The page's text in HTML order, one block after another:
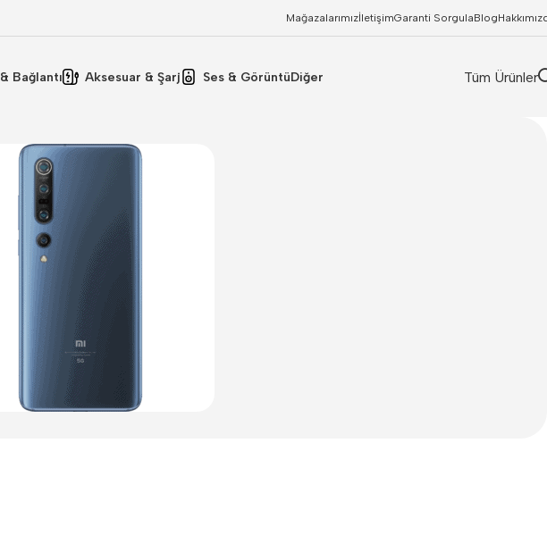
MağazalarımızİletişimGaranti SorgulaBlog
Bağlantı Aksesuar & Şarj Ses & GörüntüDiğer Tüm Ürünler